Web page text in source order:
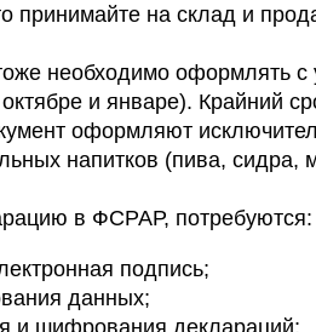
принимайте на склад и
необходимо оформлять
и январе). Крайний
оформляют
напитков (пива,
в ФСРАР, потребуются:
подпись;
данных;
и шифрования деклараций;